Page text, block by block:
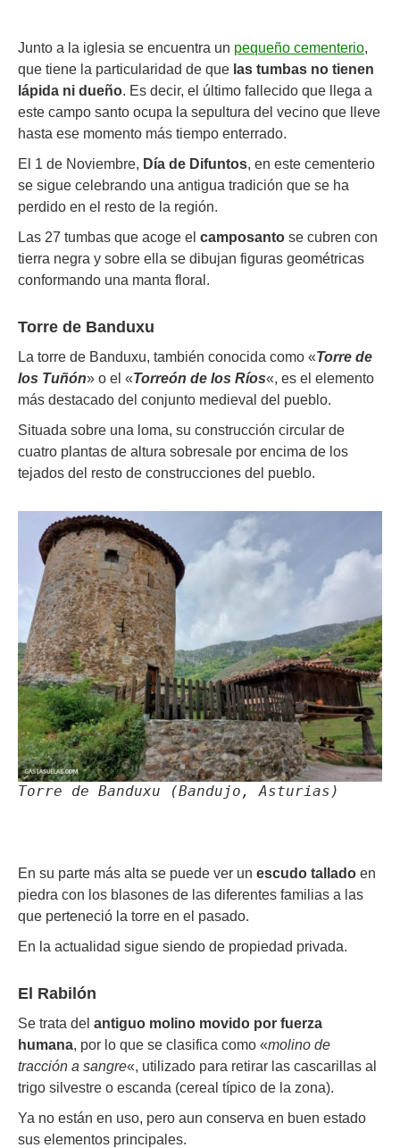
Junto a la iglesia se encuentra un pequeño cementerio,
que tiene la particularidad de que las tumbas no tienen
lápida ni dueño. Es decir, el último fallecido que llega a
este campo santo ocupa la sepultura del vecino que lleve
hasta ese momento más tiempo enterrado.
El 1 de Noviembre, Día de Difuntos, en este cementerio
se sigue celebrando una antigua tradición que se ha
perdido en el resto de la región.
Las 27 tumbas que acoge el camposanto se cubren con
tierra negra y sobre ella se dibujan figuras geométricas
conformando una manta floral.
Torre de Banduxu
La torre de Banduxu, también conocida como «Torre de
los Tuñón» o el «Torreón de los Ríos«, es el elemento
más destacado del conjunto medieval del pueblo.
Situada sobre una loma, su construcción circular de
cuatro plantas de altura sobresale por encima de los
tejados del resto de construcciones del pueblo.
Torre de Banduxu (Bandujo, Asturias)
En su parte más alta se puede ver un escudo tallado en
piedra con los blasones de las diferentes familias a las
que perteneció la torre en el pasado.
En la actualidad sigue siendo de propiedad privada.
El Rabilón
Se trata del antiguo molino movido por fuerza
humana, por lo que se clasifica como «molino de
tracción a sangre«, utilizado para retirar las cascarillas al
trigo silvestre o escanda (cereal típico de la zona).
Ya no están en uso, pero aun conserva en buen estado
sus elementos principales.